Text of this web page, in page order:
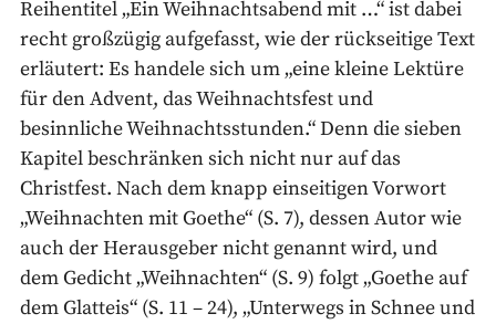
Reihentitel „Ein Weihnachtsabend mit …“ ist dabei
recht großzügig aufgefasst, wie der rückseitige Text
erläutert: Es handele sich um „eine kleine Lektüre
für den Advent, das Weihnachtsfest und
besinnliche Weihnachtsstunden.“ Denn die sieben
Kapitel beschränken sich nicht nur auf das
Christfest. Nach dem knapp einseitigen Vorwort
„Weihnachten mit Goethe“ (S. 7), dessen Autor wie
auch der Herausgeber nicht genannt wird, und
dem Gedicht „Weihnachten“ (S. 9) folgt „Goethe auf
dem Glatteis“ (S. 11 – 24), „Unterwegs in Schnee und